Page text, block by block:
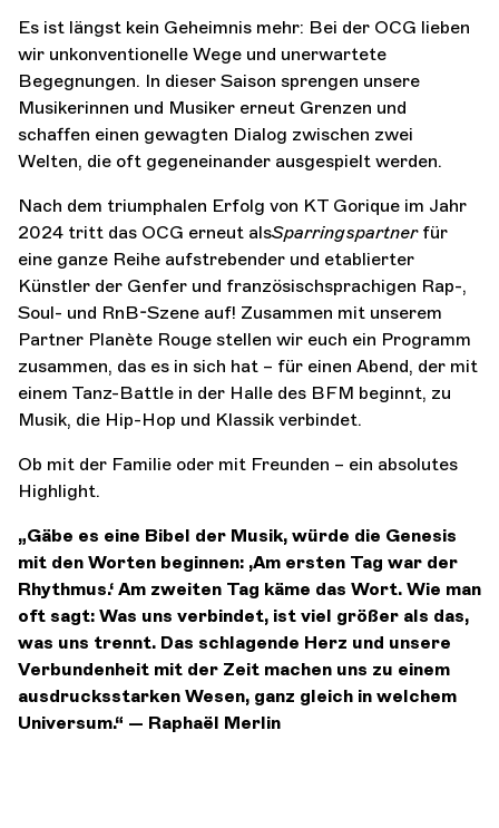
Es ist längst kein Geheimnis mehr: Bei der OCG lieben
wir unkonventionelle Wege und unerwartete
Begegnungen. In dieser Saison sprengen unsere
Musikerinnen und Musiker erneut Grenzen und
schaffen einen gewagten Dialog zwischen zwei
Welten, die oft gegeneinander ausgespielt werden.
Nach dem triumphalen Erfolg von KT Gorique im Jahr
2024 tritt das OCG erneut alsSparringspartnerfür
eine ganze Reihe aufstrebender und etablierter
Künstler der Genfer und französischsprachigen Rap-,
Soul- und RnB-Szene auf! Zusammen mit unserem
Partner Planète Rouge stellen wir euch ein Programm
zusammen, das es in sich hat – für einen Abend, der mit
einem Tanz-Battle in der Halle des BFM beginnt, zu
Musik, die Hip-Hop und Klassik verbindet.
Ob mit der Familie oder mit Freunden – ein absolutes
Highlight.
„Gäbe es eine Bibel der Musik, würde die Genesis
mit den Worten beginnen: ‚Am ersten Tag war der
Rhythmus.‘ Am zweiten Tag käme das Wort. Wie man
oft sagt: Was uns verbindet, ist viel größer als das,
was uns trennt. Das schlagende Herz und unsere
Verbundenheit mit der Zeit machen uns zu einem
ausdrucksstarken Wesen, ganz gleich in welchem
Universum.“ — Raphaël Merlin